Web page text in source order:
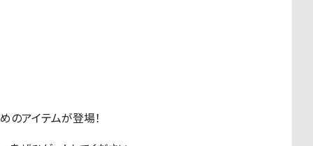
のアイテムが登場！